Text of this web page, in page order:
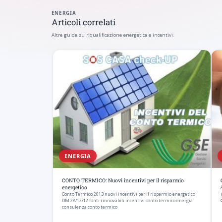
ENERGIA
Articoli correlati
Altre guide su riqualificazione energetica e incentivi.
ENERGIA
CONTO TERMICO: Nuovi incentivi per il risparmio
energetico
Conto Termico 2013 nuovi incentivi per il risparmio energetico
DM 28/12/12 fonti rinnovabili incentivi conto termico energia
consulenza conto termico